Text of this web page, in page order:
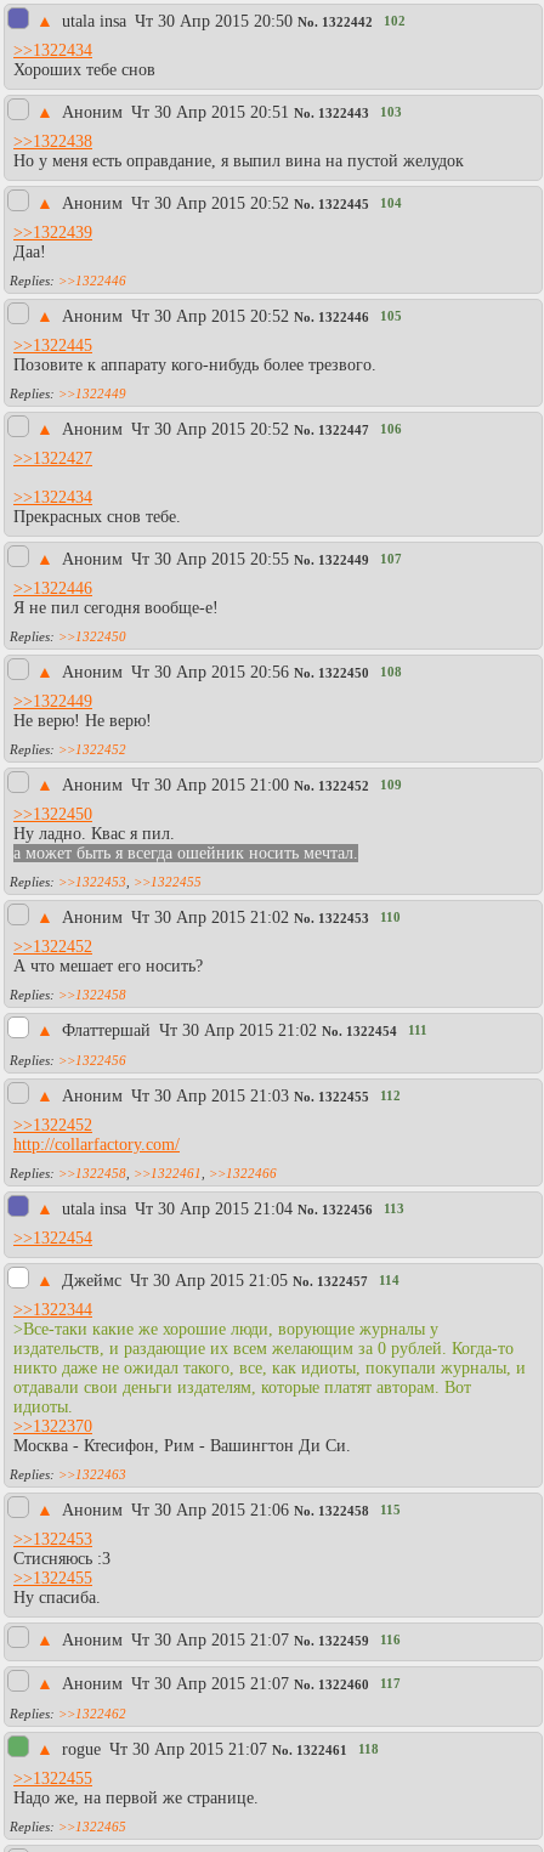
▲ utala insa Чт 30 Апр 2015 20:50 No. 1322442 102
>>1322434
Хороших тебе снов
▲ Аноним Чт 30 Апр 2015 20:51 No. 1322443 103
>>1322438
Но у меня есть оправдание, я выпил вина на пустой желудок
▲ Аноним Чт 30 Апр 2015 20:52 No. 1322445 104
>>1322439
Даа!
>>1322446
▲ Аноним Чт 30 Апр 2015 20:52 No. 1322446 105
>>1322445
Позовите к аппарату кого-нибудь более трезвого.
>>1322449
▲ Аноним Чт 30 Апр 2015 20:52 No. 1322447 106
>>1322427
>>1322434
Прекрасных снов тебе.
▲ Аноним Чт 30 Апр 2015 20:55 No. 1322449 107
>>1322446
Я не пил сегодня вообще-е!
>>1322450
▲ Аноним Чт 30 Апр 2015 20:56 No. 1322450 108
>>1322449
Не верю! Не верю!
>>1322452
▲ Аноним Чт 30 Апр 2015 21:00 No. 1322452 109
>>1322450
Ну ладно. Квас я пил.
а может быть я всегда ошейник носить мечтал.
>>1322453 >>1322455
▲ Аноним Чт 30 Апр 2015 21:02 No. 1322453 110
>>1322452
А что мешает его носить?
>>1322458
▲ Флаттершай Чт 30 Апр 2015 21:02 No. 1322454 111
>>1322456
▲ Аноним Чт 30 Апр 2015 21:03 No. 1322455 112
>>1322452
http://collarfactory.com/
>>1322458 >>1322461 >>1322466
▲ utala insa Чт 30 Апр 2015 21:04 No. 1322456 113
>>1322454
▲ Джеймс Чт 30 Апр 2015 21:05 No. 1322457 114
>>1322344
>Все-таки какие же хорошие люди, ворующие журналы у
издательств, и раздающие их всем желающим за 0 рублей. Когда-то
никто даже не ожидал такого, все, как идиоты, покупали журналы, и
отдавали свои деньги издателям, которые платят авторам. Вот
идиоты.
>>1322370
Москва - Ктесифон, Рим - Вашингтон Ди Си.
>>1322463
▲ Аноним Чт 30 Апр 2015 21:06 No. 1322458 115
>>1322453
Стисняюсь :3
>>1322455
Ну спасиба.
▲ Аноним Чт 30 Апр 2015 21:07 No. 1322459 116
▲ Аноним Чт 30 Апр 2015 21:07 No. 1322460 117
>>1322462
▲ rogue Чт 30 Апр 2015 21:07 No. 1322461 118
>>1322455
Надо же, на первой же странице.
>>1322465